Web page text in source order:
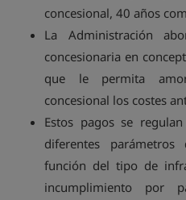
concesional, 40 años
La Administración
concesionaria en
que le permita
concesional los costes
Estos pagos se
diferentes
función del tipo de
incumplimiento por